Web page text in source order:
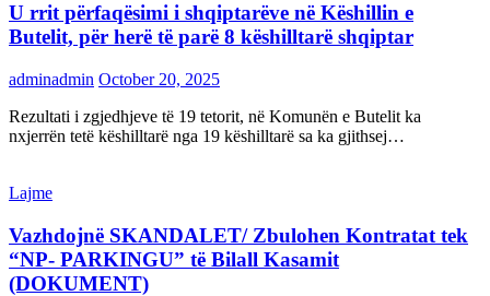
U rrit përfaqësimi i shqiptarëve në Këshillin e
Butelit, për herë të parë 8 këshilltarë shqiptar
adminadmin October 20, 2025
Rezultati i zgjedhjeve të 19 tetorit, në Komunën e Butelit ka
nxjerrën tetë këshilltarë nga 19 këshilltarë sa ka gjithsej…
Lajme
Vazhdojnë SKANDALET/ Zbulohen Kontratat tek
“NP- PARKINGU” të Bilall Kasamit
(DOKUMENT)